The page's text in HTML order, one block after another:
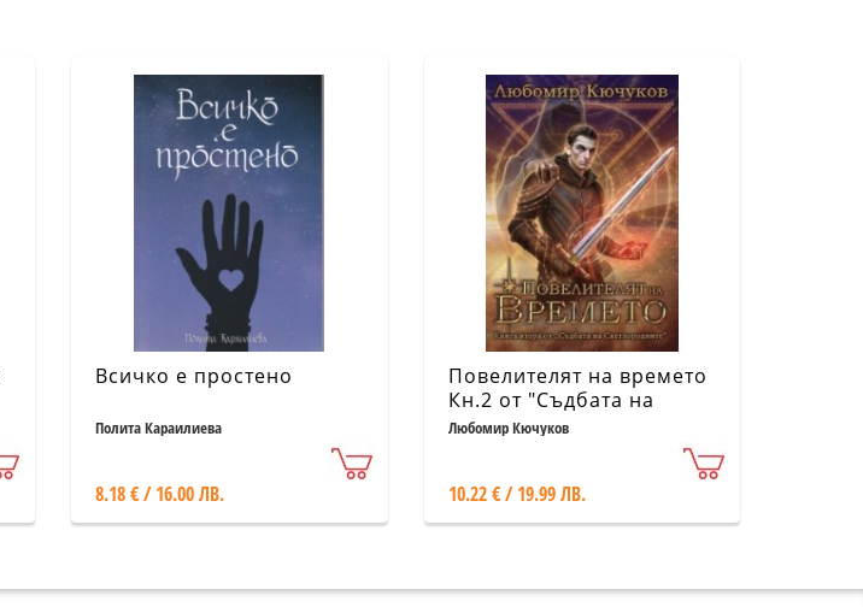
Всичко е простено
Полита Караилиева
8.18 € / 16.00 ЛВ.
Повелителят на времето
Кн.2 от "Съдбата на
Светлородените"
Любомир Кючуков
10.22 € / 19.99 ЛВ.